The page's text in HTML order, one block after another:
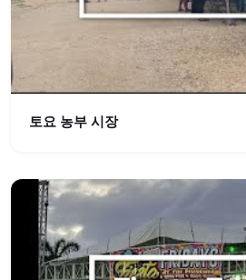
토요 농부 시장